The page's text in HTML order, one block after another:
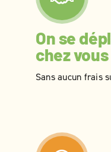
On se
chez vous
Sans aucun frais